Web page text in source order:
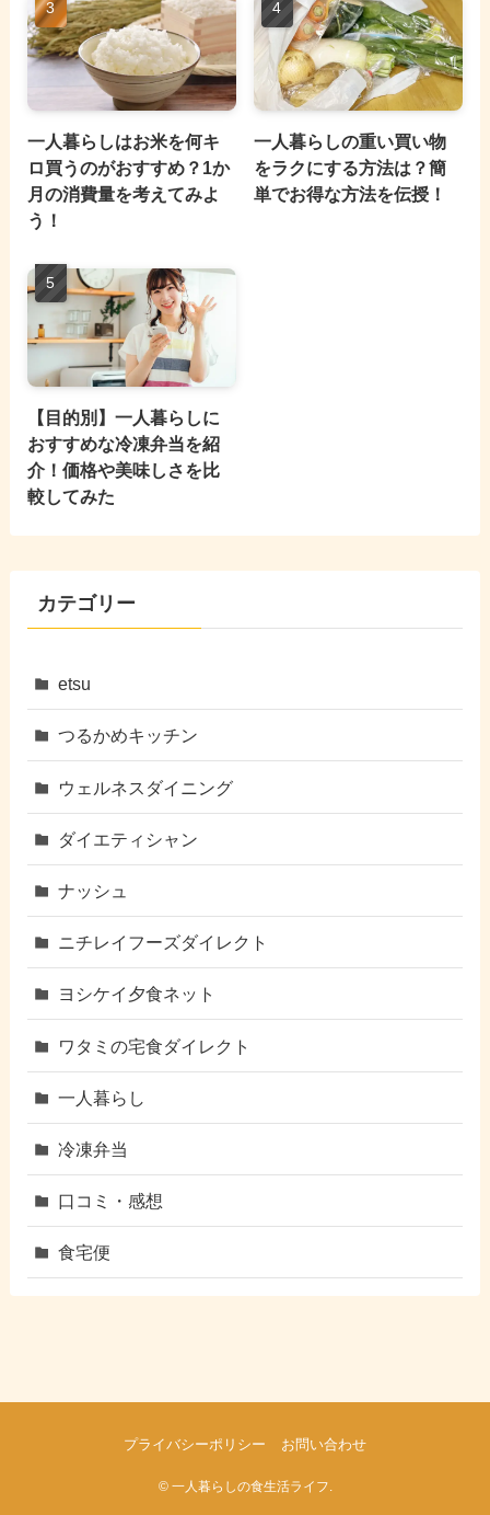
一人暮らしはお米を何キ
ロ買うのがおすすめ？1か
月の消費量を考えてみよ
う！
一人暮らしの重い買い物
をラクにする方法は？簡
単でお得な方法を伝授！
【目的別】一人暮らしに
おすすめな冷凍弁当を紹
介！価格や美味しさを比
較してみた
カテゴリー
etsu
つるかめキッチン
ウェルネスダイニング
ダイエティシャン
ナッシュ
ニチレイフーズダイレクト
ヨシケイ夕食ネット
ワタミの宅食ダイレクト
一人暮らし
冷凍弁当
口コミ・感想
食宅便
プライバシーポリシー お問い合わせ
©一人暮らしの食生活ライフ.